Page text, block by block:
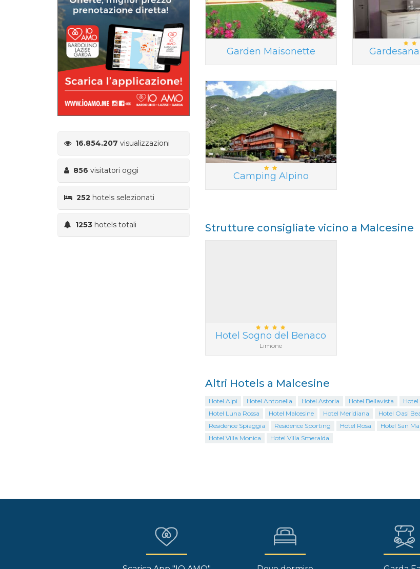
16.854.207 visualizzazioni
856 visitatori oggi
252 hotels selezionati
1253 hotels totali
Garden Maisonette
Camping Alpino
Strutture consigliate vicino a Malcesine
Hotel Sogno del Benaco
Limone
Altri Hotels a Malcesine
Hotel Alpi Hotel Antonella Hotel Astoria Hotel Bellavista Hotel
Hotel Luna Rossa
Hotel Malcesine Hotel Meridiana Hotel Oasi
Residence Spiaggia
Residence Sporting Hotel Rosa Hotel San
Hotel Villa Monica
Hotel Villa Smeralda